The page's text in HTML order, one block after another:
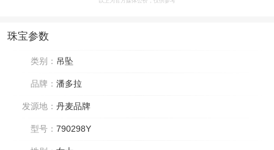
珠宝参数
类别： 吊坠
品牌： 潘多拉
发源地： 丹麦品牌
型号： 790298Y